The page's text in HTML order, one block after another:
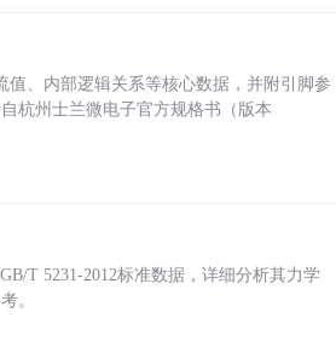
值、内部逻辑关系等核心数据，并附引脚参
杭州士兰微电子官方规格书（版本
T 5231-2012标准数据，详细分析其力学
。